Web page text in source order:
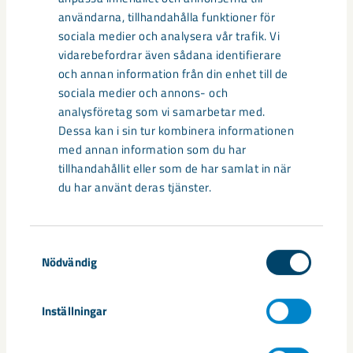
användarna, tillhandahålla funktioner för
sociala medier och analysera vår trafik. Vi
vidarebefordrar även sådana identifierare
och annan information från din enhet till de
sociala medier och annons- och
analysföretag som vi samarbetar med.
Dessa kan i sin tur kombinera informationen
med annan information som du har
tillhandahållit eller som de har samlat in när
du har använt deras tjänster.
Nödvändig
Inställningar
Taggar
Projekt Kiruna samhällsomvandling
Relaterat innehåll